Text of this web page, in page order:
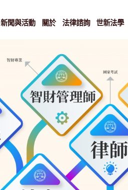
新聞與活動 關於 法律諮詢 世新法學